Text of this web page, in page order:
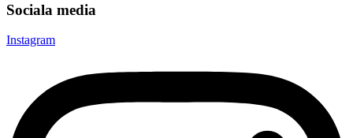
Sociala media
Instagram